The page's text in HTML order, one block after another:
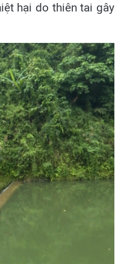
hại do thiên tai gây